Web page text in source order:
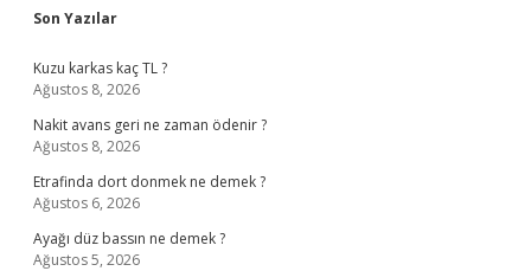
Sidebar
Son Yazılar
Kuzu karkas kaç TL ?
Ağustos 8, 2026
Nakit avans geri ne zaman ödenir ?
Ağustos 8, 2026
Etrafinda dort donmek ne demek ?
Ağustos 6, 2026
Ayağı düz bassın ne demek ?
Ağustos 5, 2026